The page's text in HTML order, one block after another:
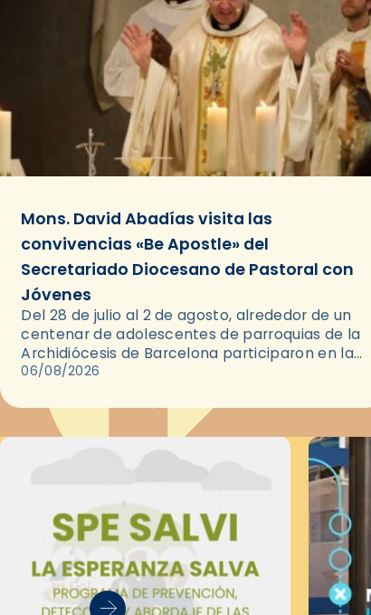
Mons. David Abadías visita las
convivencias «Be Apostle» del
Secretariado Diocesano de Pastoral con
Jóvenes
Del 28 de julio al 2 de agosto, alrededor de un
centenar de adolescentes de parroquias de la
Archidiócesis de Barcelona participaron en las
convivencias Be Apostle, organizadas por el
06/08/2026